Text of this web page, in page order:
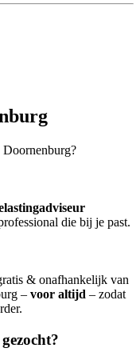
die bij je past.
& onafhankelijk van
– voor altijd – zodat